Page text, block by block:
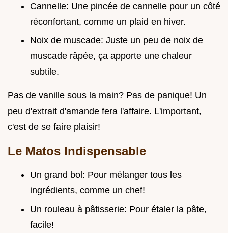
Cannelle: Une pincée de cannelle pour un côté
réconfortant, comme un plaid en hiver.
Noix de muscade: Juste un peu de noix de
muscade râpée, ça apporte une chaleur
subtile.
Pas de vanille sous la main? Pas de panique! Un
peu d'extrait d'amande fera l'affaire. L'important,
c'est de se faire plaisir!
Le Matos Indispensable
Un grand bol: Pour mélanger tous les
ingrédients, comme un chef!
Un rouleau à pâtisserie: Pour étaler la pâte,
facile!